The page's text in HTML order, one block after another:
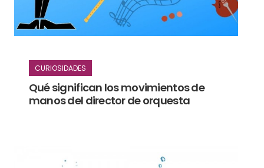
CURIOSIDADES
Qué significan los movimientos de
manos del director de orquesta